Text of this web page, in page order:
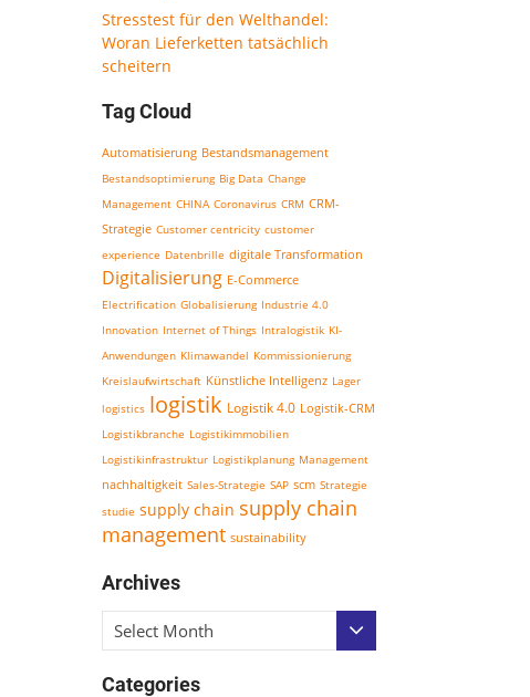
Stresstest für den Welthandel:
Woran Lieferketten tatsächlich
scheitern
Tag Cloud
Automatisierung Bestandsmanagement
Bestandsoptimierung Big Data Change
Management CHINA Coronavirus CRM CRM-
Strategie Customer centricity customer
experience Datenbrille digitale Transformation
Digitalisierung E-Commerce
Electrification Globalisierung Industrie 4.0
Innovation Internet of Things Intralogistik KI-
Anwendungen Klimawandel Kommissionierung
Kreislaufwirtschaft Künstliche Intelligenz Lager
logistics logistik Logistik 4.0 Logistik-CRM
Logistikbranche Logistikimmobilien
Logistikinfrastruktur Logistikplanung Management
nachhaltigkeit Sales-Strategie SAP scm Strategie
studie supply chain supply chain
management sustainability
Archives
Select Month
Categories